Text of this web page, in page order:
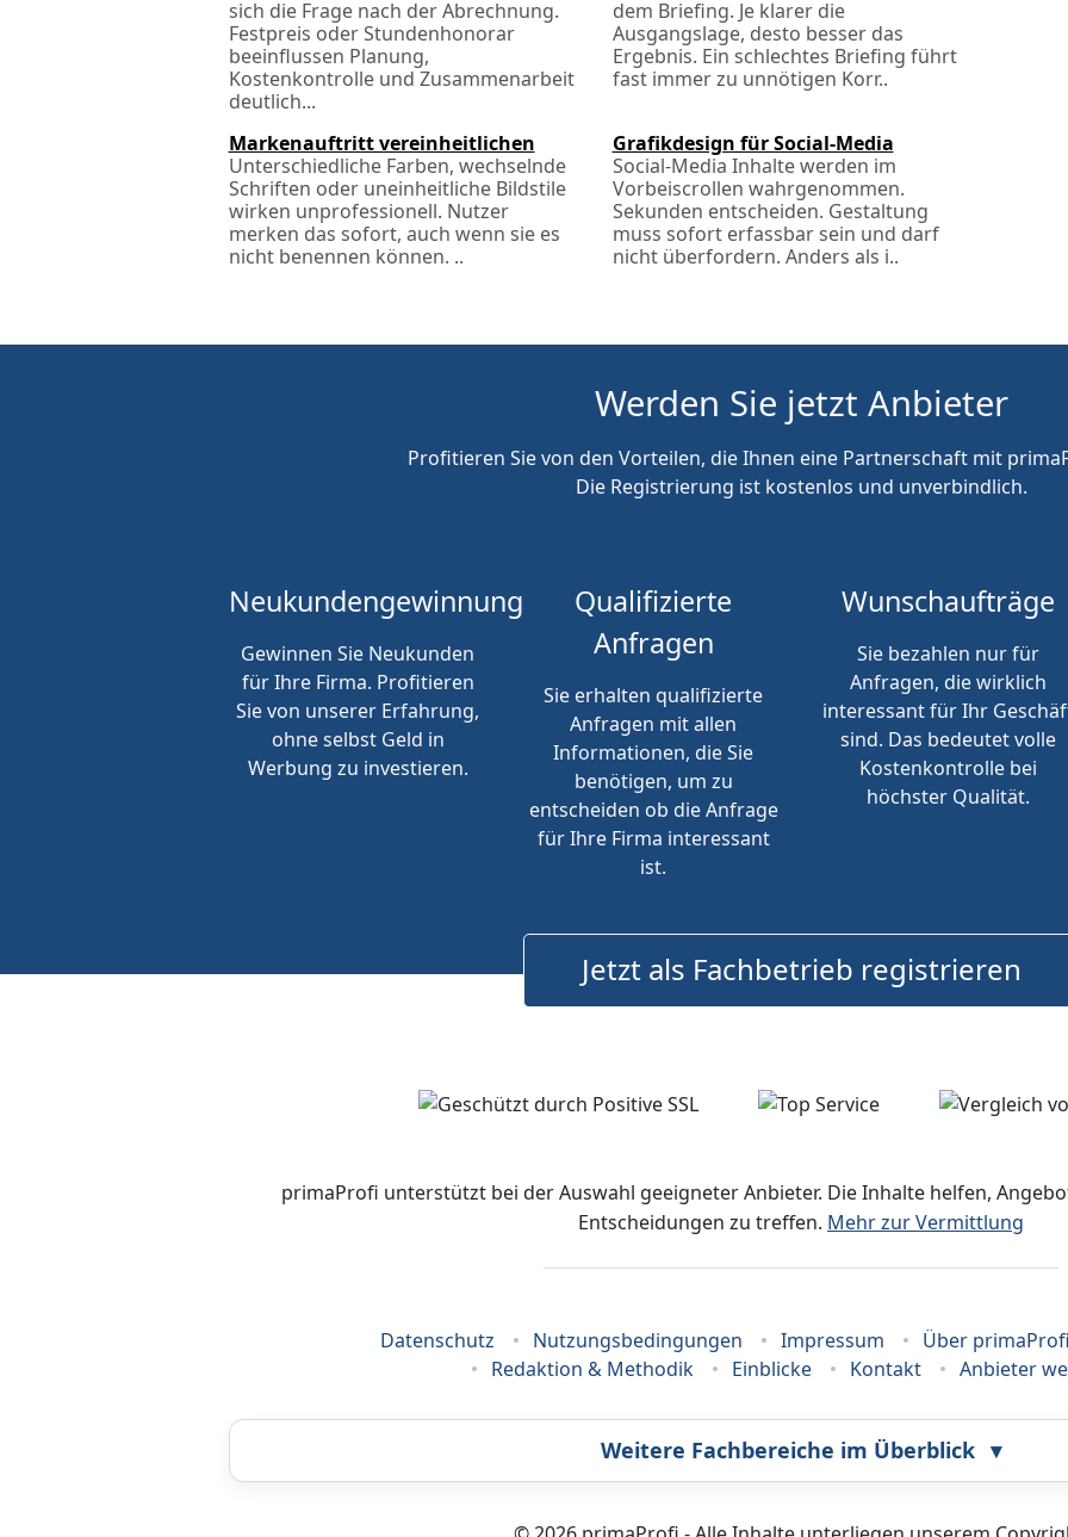
sich die Frage nach der Abrechnung.
Festpreis oder Stundenhonorar
beeinflussen Planung,
Kostenkontrolle und Zusammenarbeit
deutlich...
dem Briefing. Je klarer die
Ausgangslage, desto besser das
Ergebnis. Ein schlechtes Briefing führt
fast immer zu unnötigen Korr..
Markenauftritt vereinheitlichen
Unterschiedliche Farben, wechselnde
Schriften oder uneinheitliche Bildstile
wirken unprofessionell. Nutzer
merken das sofort, auch wenn sie es
nicht benennen können. ..
Grafikdesign für Social-Media
Social-Media Inhalte werden im
Vorbeiscrollen wahrgenommen.
Sekunden entscheiden. Gestaltung
muss sofort erfassbar sein und darf
nicht überfordern. Anders als i..
Werden Sie jetzt Anbieter
Profitieren Sie von den Vorteilen, die Ihnen eine Partnerschaft mit
Die Registrierung ist kostenlos und unverbindlich.
Neukundengewinnung
Gewinnen Sie Neukunden
für Ihre Firma. Profitieren
Sie von unserer Erfahrung,
ohne selbst Geld in
Werbung zu investieren.
Qualifizierte
Anfragen
Sie erhalten qualifizierte
Anfragen mit allen
Informationen, die Sie
benötigen, um zu
entscheiden ob die Anfrage
für Ihre Firma interessant
ist.
Wunschaufträge
Sie bezahlen nur für
Anfragen, die wirklich
interessant für Ihr
sind. Das bedeutet volle
Kostenkontrolle bei
höchster Qualität.
Jetzt als Fachbetrieb registrieren
primaProfi unterstützt bei der Auswahl geeigneter Anbieter. Die Inhalte helfen,
Entscheidungen zu treffen. Mehr zur Vermittlung
Datenschutz Nutzungsbedingungen Impressum Über primaProfi
Redaktion & Methodik
Einblicke Kontakt Anbieter
Weitere Fachbereiche im Überblick ▾
Bestatter Callcenter